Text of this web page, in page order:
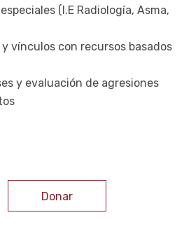
(I.E Radiología, Asma,
vínculos con recursos basados
y evaluación de agresiones
Donar